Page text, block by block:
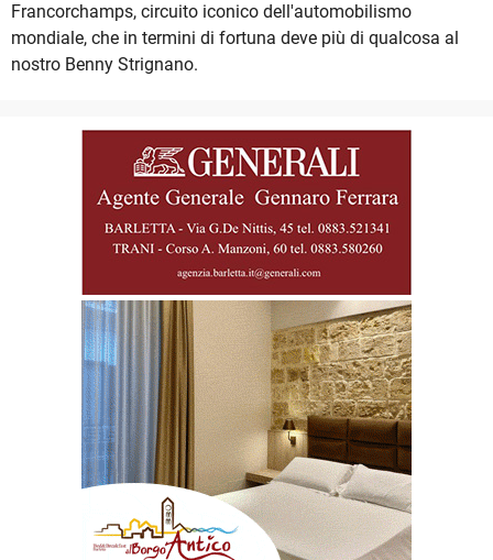
Francorchamps, circuito iconico dell'automobilismo
mondiale, che in termini di fortuna deve più di qualcosa al
nostro Benny Strignano.